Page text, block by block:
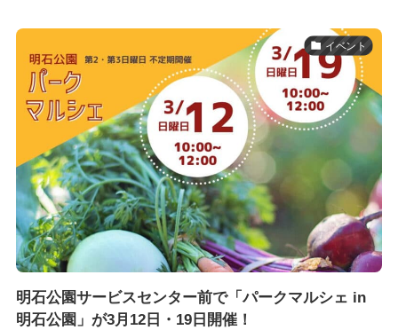
イベント
明石公園サービスセンター前で「パークマルシェ in
明石公園」が3月12日・19日開催！